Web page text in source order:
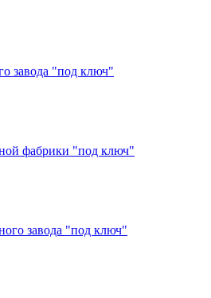
завода "под ключ"
фабрики "под ключ"
завода "под ключ"